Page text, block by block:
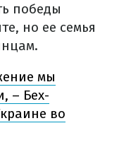
победы
но ее семья
мы
– Бех-
во